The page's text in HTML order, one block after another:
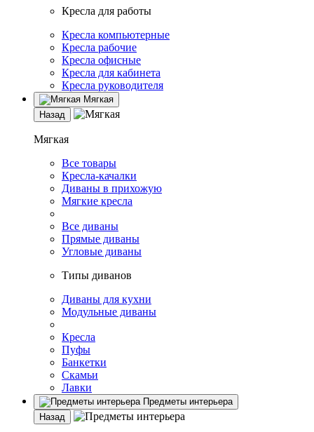
Кресла для работы
Кресла компьютерные
Кресла рабочие
Кресла офисные
Кресла для кабинета
Кресла руководителя
Мягкая
Назад
Мягкая
Все товары
Кресла-качалки
Диваны в прихожую
Мягкие кресла
Все диваны
Прямые диваны
Угловые диваны
Типы диванов
Диваны для кухни
Модульные диваны
Кресла
Пуфы
Банкетки
Скамьи
Лавки
Предметы интерьера
Назад